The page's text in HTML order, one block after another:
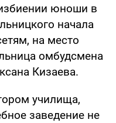
юноши в
начала
на место
омбудсмена
Кизаева.
училища,
заведение не